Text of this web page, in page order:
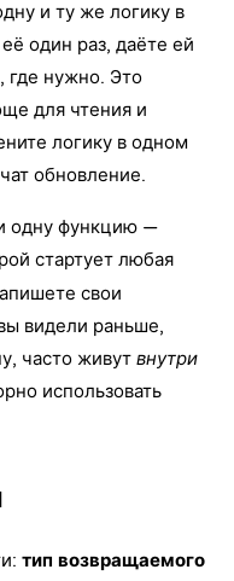
и ту же логику в
один раз, даёте ей
где нужно. Это
для чтения и
логику в одном
обновление.
одну функцию —
стартует любая
свои
видели раньше,
часто живут внутри
использовать
тип возвращаемого